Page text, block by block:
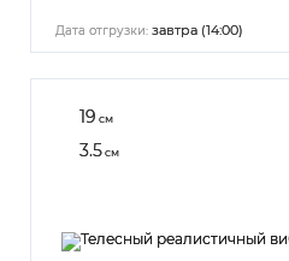
Дата отгрузки: завтра (14:00)
19 см
3.5см